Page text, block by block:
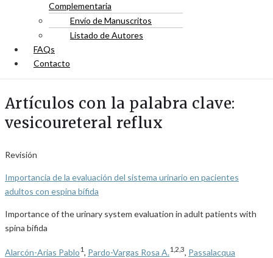
Complementaria
Envío de Manuscritos
Listado de Autores
FAQs
Contacto
Artículos con la palabra clave:
vesicoureteral reflux
Revisión
Importancia de la evaluación del sistema urinario en pacientes
adultos con espina bífida
Importance of the urinary system evaluation in adult patients with
spina bifida
Alarcón-Arias Pablo1, Pardo-Vargas Rosa A.1,2,3, Passalacqua